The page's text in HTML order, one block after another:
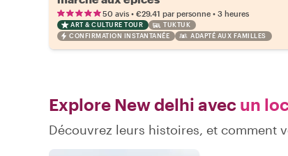
50 avis • €29.41 par personne • 3 heures
ART & CULTURE TOUR
TUKTUK
CONFIRMATION INSTANTANÉE
ADAPTÉ AUX FAMILLES
Explore New delhi avec un
Découvrez leurs histoires, et comment